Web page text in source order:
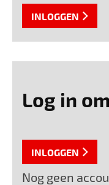
INLOGGEN
Log in
INLOGGEN
Nog geen